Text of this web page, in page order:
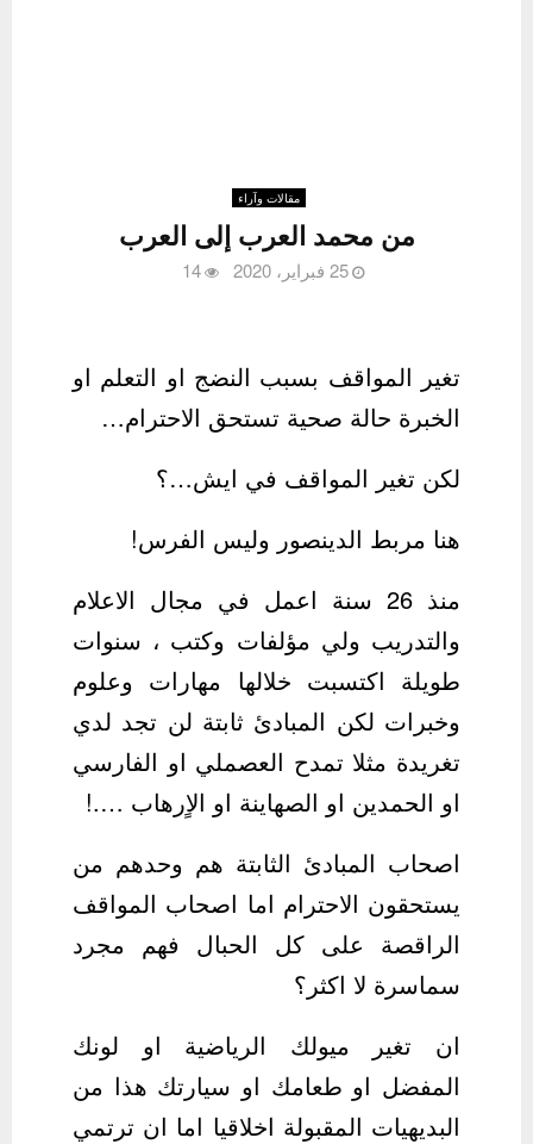
مقالات وآراء
من محمد العرب إلى العرب
25 فبراير، 2020 14
تغير المواقف بسبب النضج او التعلم او
الخبرة حالة صحية تستحق الاحترام…
‏لكن تغير المواقف في ايش…؟
‏هنا مربط الدينصور وليس الفرس!
‏منذ 26 سنة اعمل في مجال الاعلام
والتدريب ولي مؤلفات وكتب ، سنوات
طويلة اكتسبت خلالها مهارات وعلوم
وخبرات لكن المبادئ ثابتة لن تجد لدي
تغريدة مثلا تمدح العصملي او الفارسي
او الحمدين او الصهاينة او الاٍرهاب ….!
اصحاب المبادئ الثابتة هم وحدهم من
يستحقون الاحترام اما اصحاب المواقف
الراقصة على كل الحبال فهم مجرد
سماسرة لا اكثر؟
‏ان تغير ميولك الرياضية او لونك
المفضل او طعامك او سيارتك هذا من
البديهيات المقبولة اخلاقيا اما ان ترتمي